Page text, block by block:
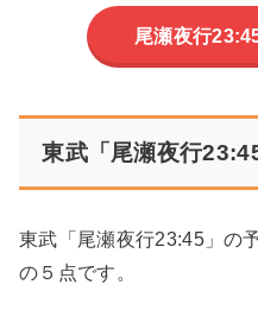
尾瀬夜行
東武「尾瀬夜行
東武「尾瀬夜行23:45」の
の５点です。